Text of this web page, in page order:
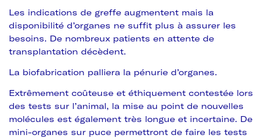
Les indications de greffe augmentent mais la
disponibilité d’organes ne suffit plus à assurer les
besoins. De nombreux patients en attente de
transplantation décèdent.
La biofabrication palliera la pénurie d’organes.
Extrêmement coûteuse et éthiquement contestée lors
des tests sur l’animal, la mise au point de nouvelles
molécules est également très longue et incertaine. De
mini-organes sur puce permettront de faire les tests